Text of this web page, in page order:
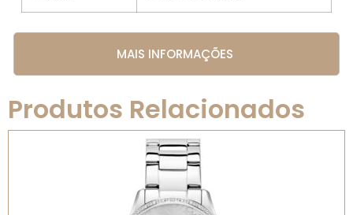
MAIS INFORMAÇÕES
Produtos Relacionados